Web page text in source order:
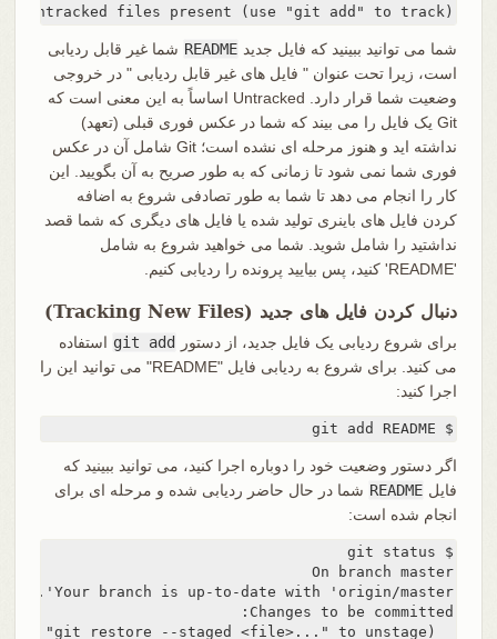
untracked files present (use "git add" to track)
شما می توانید ببینید که فایل جدید README شما غیر قابل ردیابی
است، زیرا تحت عنوان " فایل های غیر قابل ردیابی " در خروجی
وضعیت شما قرار دارد. Untracked اساساً به این معنی است که
Git یک فایل را می بیند که شما در عکس فوری قبلی (تعهد)
نداشته اید و هنوز مرحله ای نشده است؛ Git شامل آن در عکس
فوری شما نمی شود تا زمانی که به طور صریح به آن بگویید. این
کار را انجام می دهد تا شما به طور تصادفی شروع به اضافه
کردن فایل های باینری تولید شده یا فایل های دیگری که شما قصد
نداشتید را شامل شوید. شما می خواهید شروع به شامل
'README' کنید، پس بیایید پرونده را ردیابی کنیم.
دنبال کردن فایل های جدید (Tracking New Files)
برای شروع ردیابی یک فایل جدید، از دستور git add استفاده
می کنید. برای شروع به ردیابی فایل "README" می توانید این را
اجرا کنید:
$ git add README
اگر دستور وضعیت خود را دوباره اجرا کنید، می توانید ببینید که
فایل README شما در حال حاضر ردیابی شده و مرحله ای برای
انجام شده است:
$ git status
On branch master